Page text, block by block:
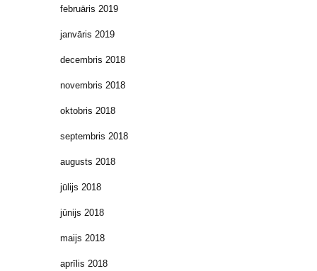
februāris 2019
janvāris 2019
decembris 2018
novembris 2018
oktobris 2018
septembris 2018
augusts 2018
jūlijs 2018
jūnijs 2018
maijs 2018
aprīlis 2018